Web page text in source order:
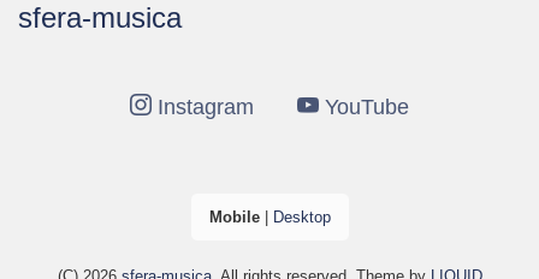
sfera-musica
Instagram YouTube
Mobile| Desktop
(C) 2026 sfera-musica. All rights reserved. Theme by LIQUID